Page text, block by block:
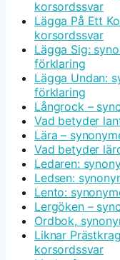
korsordssvar
Lägga På Ett
korsordssvar
Lägga Sig:
förklaring
Lägga Undan:
förklaring
Långrock –
Vad betyder
Lära –
Vad betyder
Ledaren:
Ledsen:
Lento:
Lergöken –
Ordbok,
Liknar
korsordssvar